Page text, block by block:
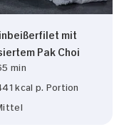
mit
Pak Choi
min
kcal p. Portion